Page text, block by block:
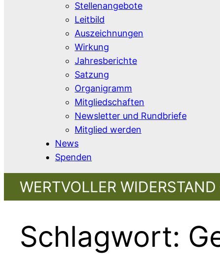
Stellenangebote
Leitbild
Auszeichnungen
Wirkung
Jahresberichte
Satzung
Organigramm
Mitgliedschaften
Newsletter und Rundbriefe
Mitglied werden
News
Spenden
WERTVOLLER
Schlagwort: